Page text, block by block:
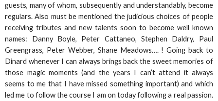
guests, many of whom, subsequently and understandably, become
regulars. Also must be mentioned the judicious choices of people
receiving tributes and new talents soon to become well known
names: Danny Boyle, Peter Cattaneo, Stephen Daldry, Paul
Greengrass, Peter Webber, Shane Meadows…. ! Going back to
Dinard whenever I can always brings back the sweet memories of
those magic moments (and the years I can’t attend it always
seems to me that I have missed something important) and which
led me to follow the course I am on today following a real passion.